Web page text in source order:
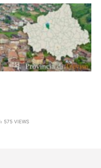
575 VIEWS